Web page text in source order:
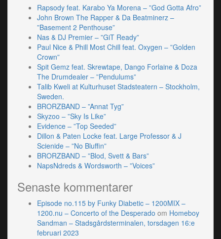
Rapsody feat. Karabo Ya Morena – ”God Gotta Afro”
John Brown The Rapper & Da Beatminerz –
”Basement 2 Penthouse”
Nas & DJ Premier – ”GiT Ready”
Paul Nice & Phill Most Chill feat. Oxygen – ”Golden
Crown”
Spit Gemz feat. Skrewtape, Dango Forlaine & Doza
The Drumdealer – ”Pendulums”
Talib Kweli at Kulturhuset Stadsteatern – Stockholm,
Sweden.
BRORZBAND – ”Annat Tyg”
Skyzoo – ”Sky Is Like”
Evidence – ”Top Seeded”
Dillon & Paten Locke feat. Large Professor & J
Scienide – ”No Bluffin”
BRORZBAND – ”Blod, Svett & Bars”
NapsNdreds & Wordsworth – ”Voices”
Senaste kommentarer
Episode no.115 by Funky Diabetic – 1200MIX –
1200.nu – Concerto of the Desperado om Homeboy
Sandman – Stadsgårdsterminalen, torsdagen 16:e
februari 2023